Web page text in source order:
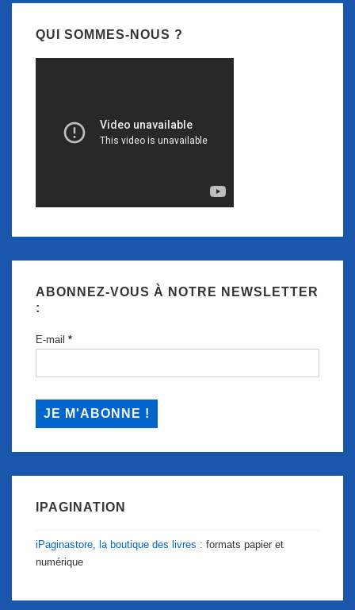
QUI SOMMES-NOUS ?
ABONNEZ-VOUS À NOTRE NEWSLETTER
:
E-mail *
IPAGINATION
iPaginastore, la boutique des livres : formats papier et
numérique